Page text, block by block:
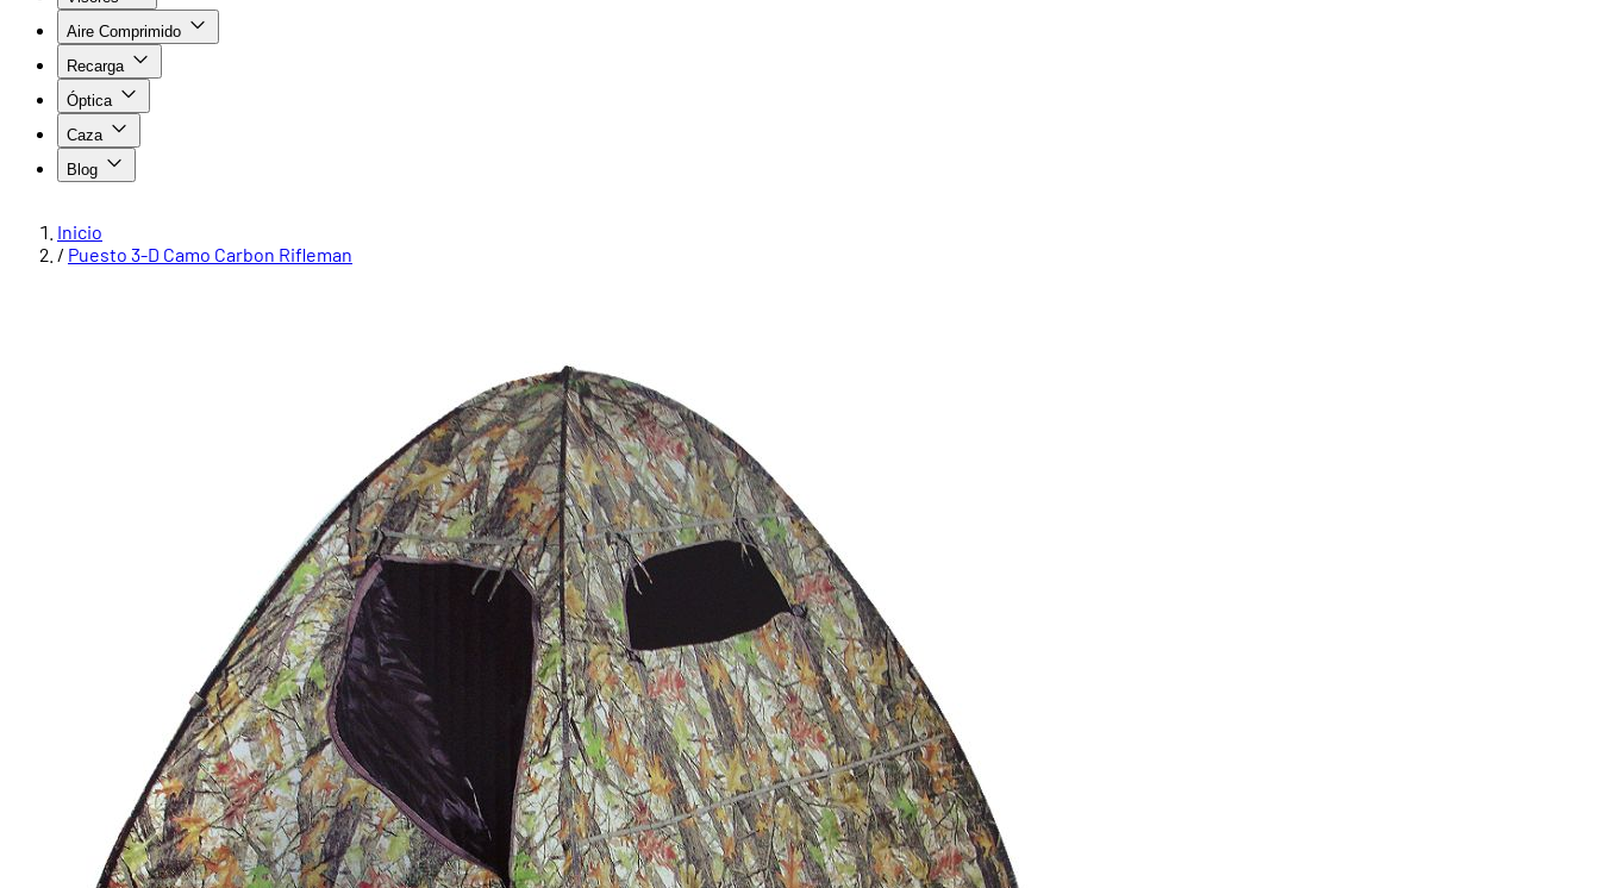
Aire Comprimido
Recarga
Óptica
Caza
Blog
Inicio
/ Puesto 3-D Camo Carbon Rifleman